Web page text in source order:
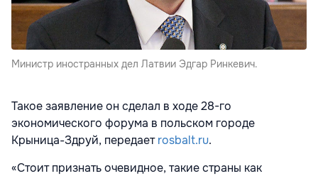
Министр иностранных дел Латвии Эдгар Ринкевич.
Такое заявление он сделал в ходе 28-го
экономического форума в польском городе
Крыница-Здруй, передаетrosbalt.ru.
«Стоит признать очевидное, такие страны как